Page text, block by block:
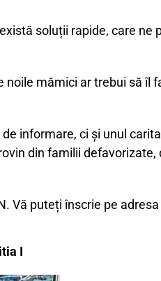
soluții rapide, care
mămici ar trebui să
informare, ci și unul
din familii
Vă puteți înscrie pe
I